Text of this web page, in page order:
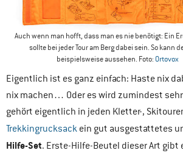
Auch wenn man hofft, dass man es nie benötigt: Ein
sollte bei jeder Tour am Berg dabei sein. So kann
beispielsweise aussehen. Foto: Ortovox
Eigentlich ist es ganz einfach: Haste nix
nix machen… Oder es wird zumindest
gehört eigentlich in jeden Kletter-,
Trekkingrucksack ein gut ausgestattetes
Hilfe-Set. Erste-Hilfe-Beutel dieser Art gibt